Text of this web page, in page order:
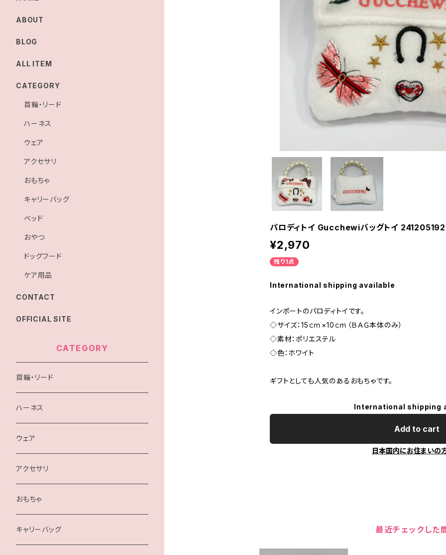
パロディトイ Gucchewiバッグトイ
¥2,970
残り1点
International shipping available
インポートのパロディトイです。
◇サイズ：15ｃｍ×10ｃｍ（ＢＡＧ本体のみ）
◇素材：ポリエステル
◇色：ホワイト
ギフトとしても人気のあるおもちゃです。
International shipping
Add to cart
日本国内にお住まいの
最近チェックした
ABOUT
BLOG
ALL ITEM
CATEGORY
首輪・リード
ハーネス
ウェア
アクセサリ
おもちゃ
キャリーバッグ
ベッド
おやつ
ドッグフード
ケア用品
CONTACT
OFFICIAL SITE
CATEGORY
首輪・リード
ハーネス
ウェア
アクセサリ
おもちゃ
キャリーバッグ